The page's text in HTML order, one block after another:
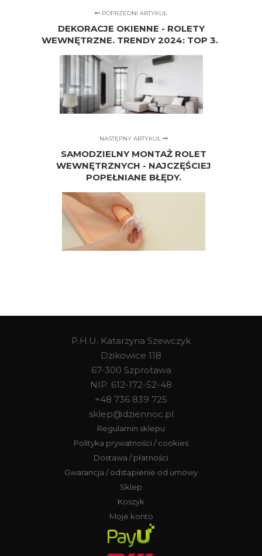
POPRZEDNI ARTYKUŁ
DEKORACJE OKIENNE - ROLETY
WEWNĘTRZNE. TRENDY 2024: TOP 3.
NASTĘPNY ARTYKUŁ
SAMODZIELNY MONTAŻ ROLET
WEWNĘTRZNYCH - NAJCZĘŚCIEJ
POPEŁNIANE BŁĘDY.
P.H.U. Katarzyna Szewczyk
Dzikowice 118
67-300 Szprotawa
NIP: 612-172-52-48
+48 736 839 725
sklep@dziennoc.pl
Regulamin sklepu
Polityka prywatności / cookies
Dostawa / płatności
Gwarancja / odstąpienie od umowy
Sklep
Koszyk
Moje konto